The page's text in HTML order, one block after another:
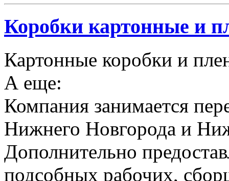
Коробки картонные и
Картонные коробки и
А еще:
Компания занимается
Нижнего Новгорода и
Дополнительно
подсобных рабочих,